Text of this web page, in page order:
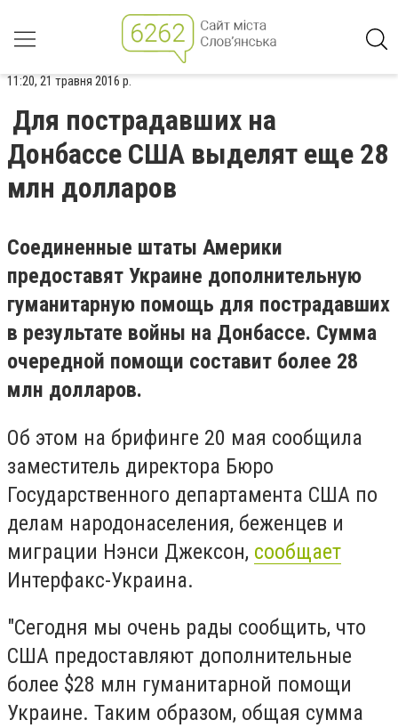
11:20, 21 травня 2016 р.
Для пострадавших на
Донбассе США выделят еще 28
млн долларов
Соединенные штаты Америки
предоставят Украине дополнительную
гуманитарную помощь для пострадавших
в результате войны на Донбассе. Сумма
очередной помощи составит более 28
млн долларов.
Об этом на брифинге 20 мая сообщила
заместитель директора Бюро
Государственного департамента США по
делам народонаселения, беженцев и
миграции Нэнси Джексон, сообщает
Интерфакс-Украина.
"Сегодня мы очень рады сообщить, что
США предоставляют дополнительные
более $28 млн гуманитарной помощи
Украине. Таким образом, общая сумма